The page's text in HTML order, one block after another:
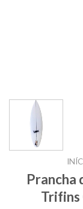
Prancha
Trifins